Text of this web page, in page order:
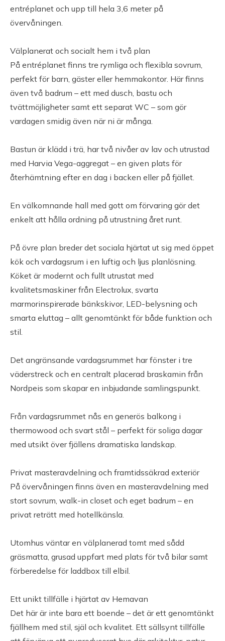
Ekonomi
Driftkostnad: ca 17 000 kr/år.
Uppvärmning: 15 000 kr/år.
Samfällighetsavgift: 2 000 SEK/år.
Beräkning ligger på ca 7443 kwh/år.
Taxeringsvärde
Taxeringsvärde: 954 000 SEK (fastställt avseende år
Taxeringsvärde byggnad: 0 SEK
Typkod: 210, Småhusenhet, tomtmark
Uteplats
Balkong samt möjlighet til altan
Tomt
Servitut
Planbestämmelser: Detaljplan (2021-09-14)
Tillträde
entréplanet och upp till hela 3,6 meter på
övervåningen.
Välplanerat och socialt hem i två plan
På entréplanet finns tre rymliga och flexibla sovrum,
perfekt för barn, gäster eller hemmakontor. Här finns
även två badrum – ett med dusch, bastu och
tvättmöjligheter samt ett separat WC – som gör
vardagen smidig även när ni är många.
Bastun är klädd i trä, har två nivåer av lav och utrustad
med Harvia Vega-aggregat – en given plats för
återhämtning efter en dag i backen eller på fjället.
En välkomnande hall med gott om förvaring gör det
enkelt att hålla ordning på utrustning året runt.
På övre plan breder det sociala hjärtat ut sig med öppet
kök och vardagsrum i en luftig och ljus planlösning.
Köket är modernt och fullt utrustat med
kvalitetsmaskiner från Electrolux, svarta
marmorinspirerade bänkskivor, LED-belysning och
smarta eluttag – allt genomtänkt för både funktion och
stil.
Det angränsande vardagsrummet har fönster i tre
väderstreck och en centralt placerad braskamin från
Nordpeis som skapar en inbjudande samlingspunkt.
Från vardagsrummet nås en generös balkong i
thermowood och svart stål – perfekt för soliga dagar
med utsikt över fjällens dramatiska landskap.
Privat masteravdelning och framtidssäkrad exteriör
På övervåningen finns även en masteravdelning med
stort sovrum, walk-in closet och eget badrum – en
privat reträtt med hotellkänsla.
Utomhus väntar en välplanerad tomt med sådd
gräsmatta, grusad uppfart med plats för två bilar samt
förberedelse för laddbox till elbil.
Ett unikt tillfälle i hjärtat av Hemavan
Det här är inte bara ett boende – det är ett genomtänkt
fjällhem med stil, själ och kvalitet. Ett sällsynt tillfälle